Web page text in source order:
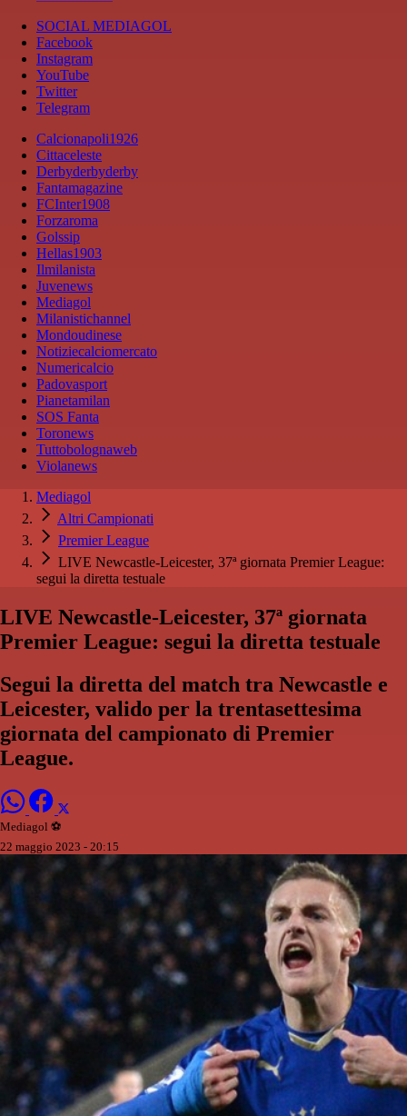
SOCIAL MEDIAGOL
Facebook
Instagram
YouTube
Twitter
Telegram
Calcionapoli1926
Cittaceleste
Derbyderbyderby
Fantamagazine
FCInter1908
Forzaroma
Golssip
Hellas1903
Ilmilanista
Juvenews
Mediagol
Milanistichannel
Mondoudinese
Notiziecalciomercato
Numericalcio
Padovasport
Pianetamilan
SOS Fanta
Toronews
Tuttobolognaweb
Violanews
Mediagol
Altri Campionati
Premier League
LIVE Newcastle-Leicester, 37ª giornata Premier League:
segui la diretta testuale
LIVE Newcastle-Leicester, 37ª giornata
Premier League: segui la diretta testuale
Segui la diretta del match tra Newcastle e
Leicester, valido per la trentasettesima
giornata del campionato di Premier
League.
Mediagol ⚽️️
22 maggio 2023 - 20:15